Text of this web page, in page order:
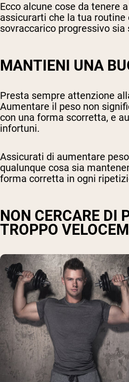
Ecco alcune cose da tenere
assicurarti che la tua
sovraccarico progressivo sia
MANTIENI UNA
Presta sempre attenzione
Aumentare il peso non
con una forma scorretta, e
infortuni.
Assicurati di aumentare
qualunque cosa sia
forma corretta in ogni
NON CERCARE DI
TROPPO